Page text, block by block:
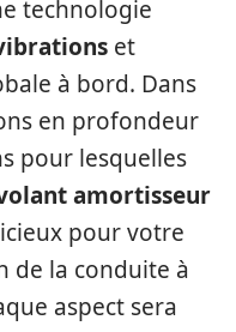
technologie
et
à bord. Dans
en profondeur
pour lesquelles
amortisseur
pour votre
de la conduite à
aspect sera